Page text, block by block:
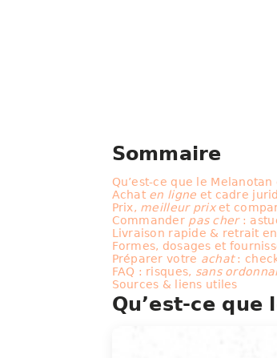
Sommaire
Qu’est-ce que le
Achat en ligne et cadre
Prix, meilleur prixet
Commander pas cher:
Livraison rapide & retrait
Formes, dosages et
Préparer votre achat:
FAQ : risques, sans
Sources & liens utiles
Qu’est-ce